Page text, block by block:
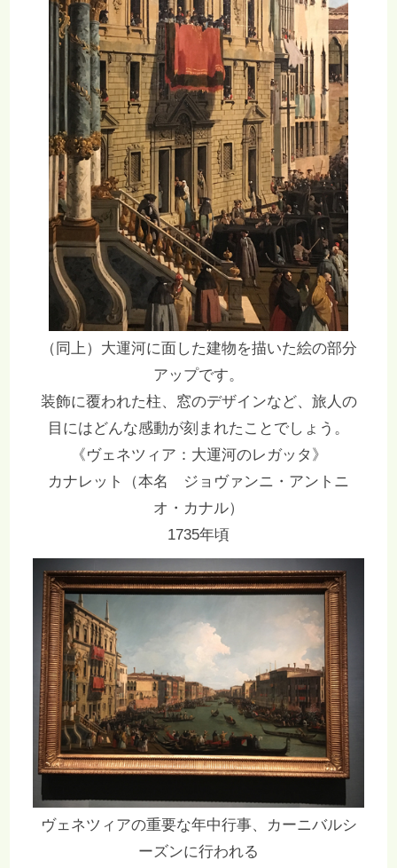
（同上）大運河に面した建物を描いた絵の部分
アップです。
装飾に覆われた柱、窓のデザインなど、旅人の
目にはどんな感動が刻まれたことでしょう。
《ヴェネツィア：大運河のレガッタ》
カナレット（本名 ジョヴァンニ・アントニ
オ・カナル）
1735年頃
ヴェネツィアの重要な年中行事、カーニバルシ
ーズンに行われる